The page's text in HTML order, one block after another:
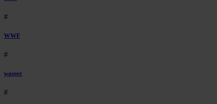
#
WWF
#
wasser
#